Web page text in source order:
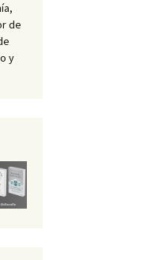
de
y